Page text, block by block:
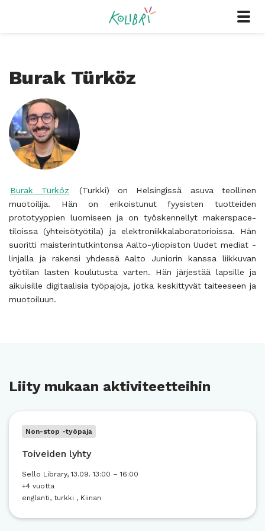
Burak Türköz
Burak Türköz
(Turkki) on Helsingissä asuva teollinen
muotoilija. Hän on erikoistunut fyysisten tuotteiden
prototyyppien luomiseen ja on työskennellyt makerspace-
tiloissa (yhteisötyötila) ja elektroniikkalaboratorioissa. Hän
suoritti maisterintutkintonsa Aalto-yliopiston Uudet mediat -
linjalla ja rakensi yhdessä Aalto Juniorin kanssa liikkuvan
työtilan lasten koulutusta varten. Hän järjestää lapsille ja
aikuisille digitaalisia työpajoja, jotka keskittyvät taiteeseen ja
muotoiluun.
Liity mukaan aktiviteetteihin
Non-stop -työpaja
Toiveiden lyhty
Sello Library, 13.09. 13:00 – 16:00
+4 vuotta
englanti, turkki , Kiinan